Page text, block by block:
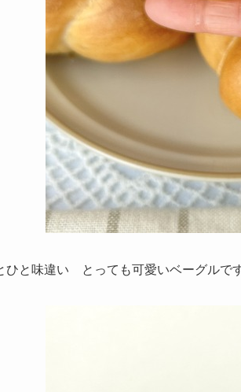
ひと味違い とっても可愛いベーグルで